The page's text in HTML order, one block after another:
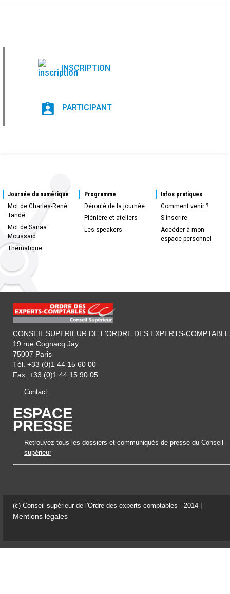
INSCRIPTION
PARTICIPANT
Journée du numérique
Mot de Charles-René
Tandé
Mot de Sanaa
Moussaid
Thématique
Programme
Déroulé de la journée
Plénière et ateliers
Les speakers
Infos pratiques
Comment venir ?
S'inscrire
Accéder à mon
espace personnel
CONSEIL SUPERIEUR DE L'ORDRE DES EXPERTS-
19 rue Cognacq Jay
75007 Paris
Tél. +33 (0)1 44 15 60 00
Fax. +33 (0)1 44 15 90 05
Contact
ESPACE
PRESSE
Retrouvez tous les dossiers et communiqués de presse du Conseil
supérieur
(c) Conseil supérieur de l'Ordre des experts-comptables - 2014 |
Mentions légales